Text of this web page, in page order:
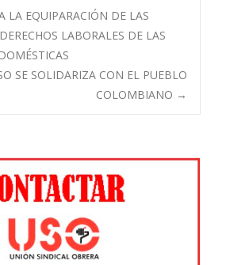
LA EQUIPARACIÓN DE LAS
LABORALES DE LAS
SE SOLIDARIZA CON EL PUEBLO
COLOMBIANO →